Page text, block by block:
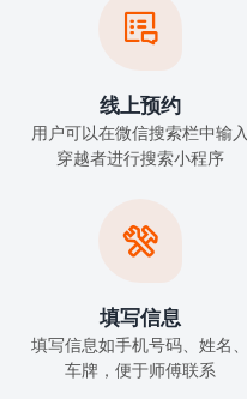

线上预约
用户可以在微信搜索栏中输入
穿越者进行搜索小程序

填写信息
填写信息如手机号码、姓名、
车牌，便于师傅联系